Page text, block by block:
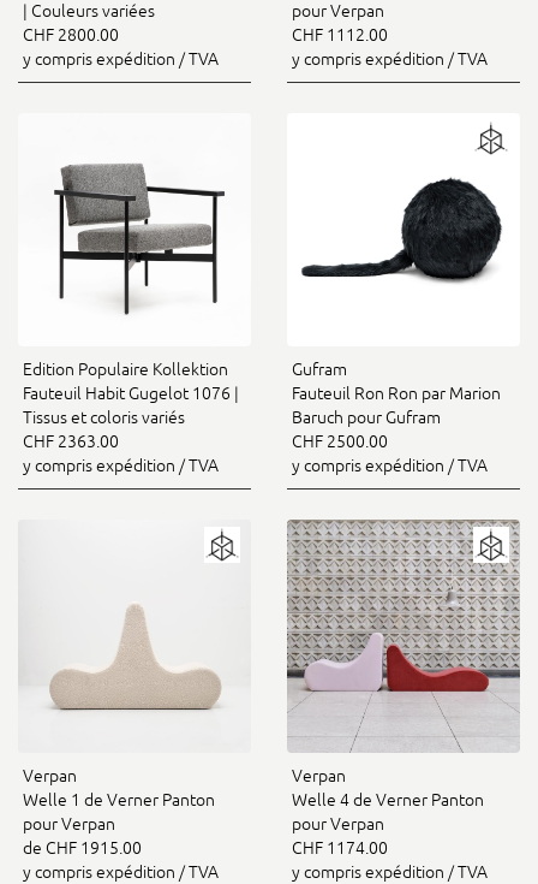
| Couleurs variées
CHF 2800.00
y compris expédition / TVA
pour Verpan
CHF 1112.00
y compris expédition / TVA
Edition Populaire Kollektion
Fauteuil Habit Gugelot 1076 |
Tissus et coloris variés
CHF 2363.00
y compris expédition / TVA
Gufram
Fauteuil Ron Ron par Marion
Baruch pour Gufram
CHF 2500.00
y compris expédition / TVA
Verpan
Welle 1 de Verner Panton
pour Verpan
de CHF 1915.00
y compris expédition / TVA
Verpan
Welle 4 de Verner Panton
pour Verpan
CHF 1174.00
y compris expédition / TVA